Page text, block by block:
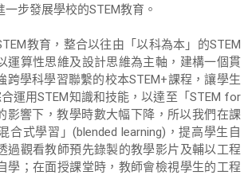
l
s
m
S
c
h
o
o
步發展學校的STEM教育。
教育，整合以往由「以科為本」的STEM
運算性思維及設計思維為主軸，建構一個貫
跨學科學習聯繫的校本STEM+課程，讓學生
運用STEM知識和技能，以達至「STEM for
影響下，教學時數大幅下降，所以我們在課
合式學習」(blended learning)，提高學生自
過觀看教師預先錄製的教學影片及輔以工程
學；在面授課堂時，教師會檢視學生的工程